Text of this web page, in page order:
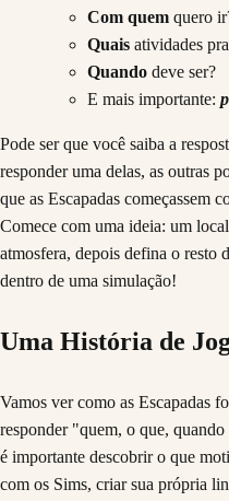
Com quem quero
Quais atividades
Quando deve ser?
E mais importante:
Pode ser que você saiba a
responder uma delas, as outras
que as Escapadas começassem
Comece com uma ideia: um
atmosfera, depois defina o resto
dentro de uma simulação!
Uma História de
Vamos ver como as Escapadas
responder "quem, o que,
é importante descobrir o que
com os Sims, criar sua própria